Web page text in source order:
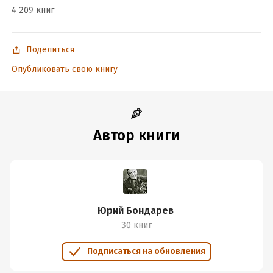
© Бондарев Ю.В., насл., 2023
Подробная информация
9785171432515
4 209 книг
Поделиться
Опубликовать свою книгу
Автор книги
Юрий Бондарев
30 книг
Подписаться на обновления